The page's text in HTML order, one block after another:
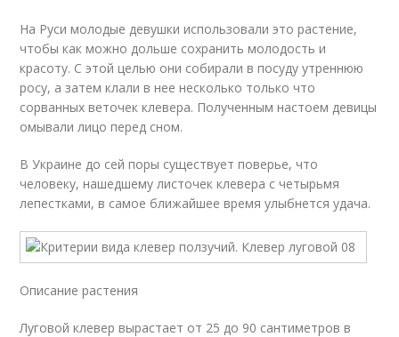
На Руси молодые девушки использовали это растение,
чтобы как можно дольше сохранить молодость и
красоту. С этой целью они собирали в посуду утреннюю
росу, а затем клали в нее несколько только что
сорванных веточек клевера. Полученным настоем девицы
омывали лицо перед сном.
В Украине до сей поры существует поверье, что
человеку, нашедшему листочек клевера с четырьмя
лепестками, в самое ближайшее время улыбнется удача.
Описание растения
Луговой клевер вырастает от 25 до 90 сантиметров в